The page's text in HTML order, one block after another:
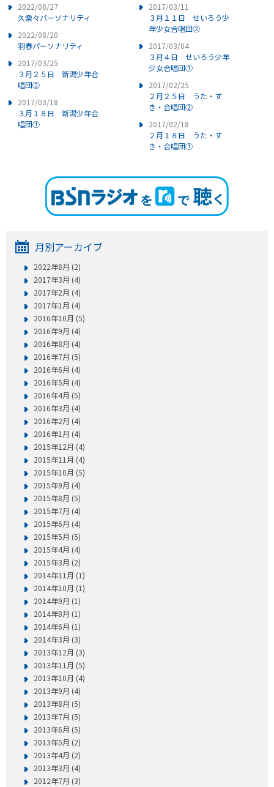
2022/08/27
久樂々パーソナリティ
2022/08/20
羽春パーソナリティ
2017/03/25
３月２５日 新潟少年合
唱団②
2017/03/18
３月１８日 新潟少年合
唱団①
2017/03/11
３月１１日 せいろう少
年少女合唱団②
2017/03/04
３月４日 せいろう少年
少女合唱団①
2017/02/25
２月２５日 うた・す
き・合唱団②
2017/02/18
２月１８日 うた・す
き・合唱団①
月別アーカイブ
2022年8月 (2)
2017年3月 (4)
2017年2月 (4)
2017年1月 (4)
2016年10月 (5)
2016年9月 (4)
2016年8月 (4)
2016年7月 (5)
2016年6月 (4)
2016年5月 (4)
2016年4月 (5)
2016年3月 (4)
2016年2月 (4)
2016年1月 (4)
2015年12月 (4)
2015年11月 (4)
2015年10月 (5)
2015年9月 (4)
2015年8月 (5)
2015年7月 (4)
2015年6月 (4)
2015年5月 (5)
2015年4月 (4)
2015年3月 (2)
2014年11月 (1)
2014年10月 (1)
2014年9月 (1)
2014年8月 (1)
2014年6月 (1)
2014年3月 (3)
2013年12月 (3)
2013年11月 (5)
2013年10月 (4)
2013年9月 (4)
2013年8月 (5)
2013年7月 (5)
2013年6月 (5)
2013年5月 (2)
2013年4月 (2)
2013年3月 (4)
2012年7月 (3)